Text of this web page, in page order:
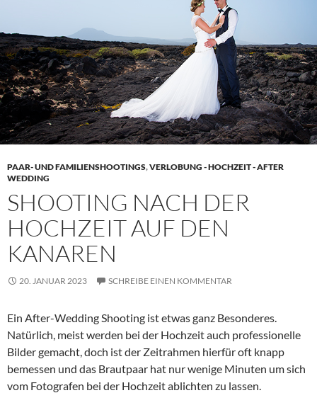
PAAR- UND FAMILIENSHOOTINGS,VERLOBUNG - HOCHZEIT - AFTER
WEDDING
SHOOTING NACH DER
HOCHZEIT AUF DEN
KANAREN
20. JANUAR 2023 SCHREIBE EINEN KOMMENTAR
Ein After-Wedding Shooting ist etwas ganz Besonderes.
Natürlich, meist werden bei der Hochzeit auch professionelle
Bilder gemacht, doch ist der Zeitrahmen hierfür oft knapp
bemessen und das Brautpaar hat nur wenige Minuten um sich
vom Fotografen bei der Hochzeit ablichten zu lassen.